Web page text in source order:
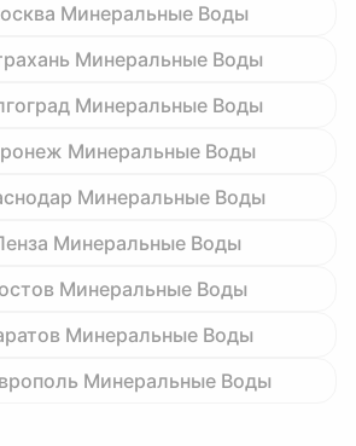
Минеральные Воды
Минеральные Воды
Минеральные Воды
Минеральные Воды
Минеральные Воды
Минеральные Воды
Минеральные Воды
Минеральные Воды
Минеральные Воды